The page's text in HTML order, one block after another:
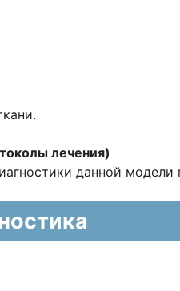
лечения)
данной модели